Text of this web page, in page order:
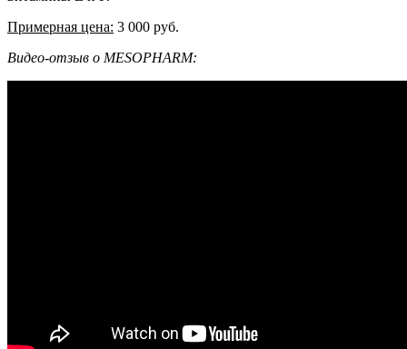
Примерная цена: 3 000 руб.
Видео-отзыв о MESOPHARM: